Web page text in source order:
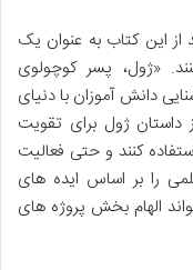
از این کتاب به عنوان یک
«ژول، پسر کوچولوی
دانش آموزان با دنیای
داستان ژول برای تقویت
کنند و حتی فعالیت
را بر اساس ایده های
الهام بخش پروژه های